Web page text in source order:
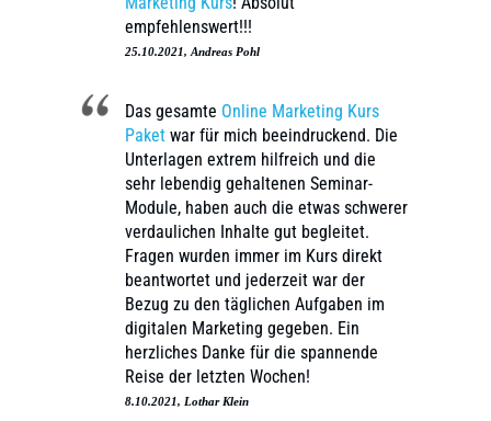
empfehlenswert!!!
25.10.2021, Andreas Pohl
Das gesamte Online Marketing Kurs
Paket war für mich beeindruckend. Die
Unterlagen extrem hilfreich und die
sehr lebendig gehaltenen Seminar-
Module, haben auch die etwas schwerer
verdaulichen Inhalte gut begleitet.
Fragen wurden immer im Kurs direkt
beantwortet und jederzeit war der
Bezug zu den täglichen Aufgaben im
digitalen Marketing gegeben. Ein
herzliches Danke für die spannende
Reise der letzten Wochen!
8.10.2021, Lothar Klein